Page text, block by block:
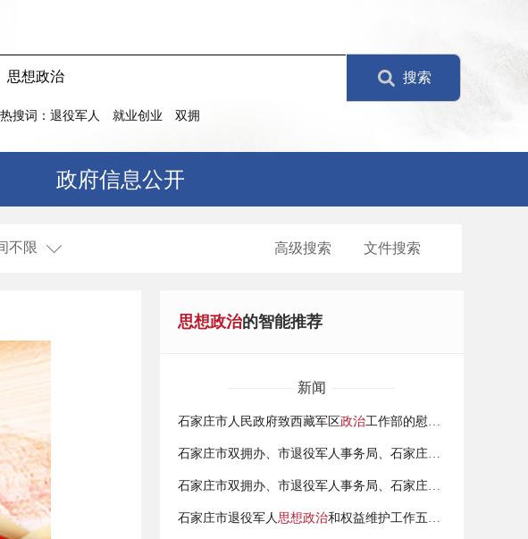
搜索
热搜词： 退役军人 就业创业 双拥
政府信息公开
不限 高级搜索 文件搜索
思想政治的智能推荐
新闻
石家庄市人民政府致西藏军区政治工作部的慰问信
石家庄市双拥办、市退役军人事务局、石家庄警备区
石家庄市双拥办、市退役军人事务局、石家庄警备区
石家庄市退役军人思想政治和权益维护工作五年回顾